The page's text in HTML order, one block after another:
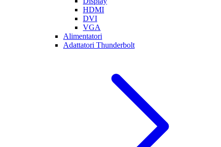
HDMI
DVI
VGA
Alimentatori
Adattatori Thunderbolt